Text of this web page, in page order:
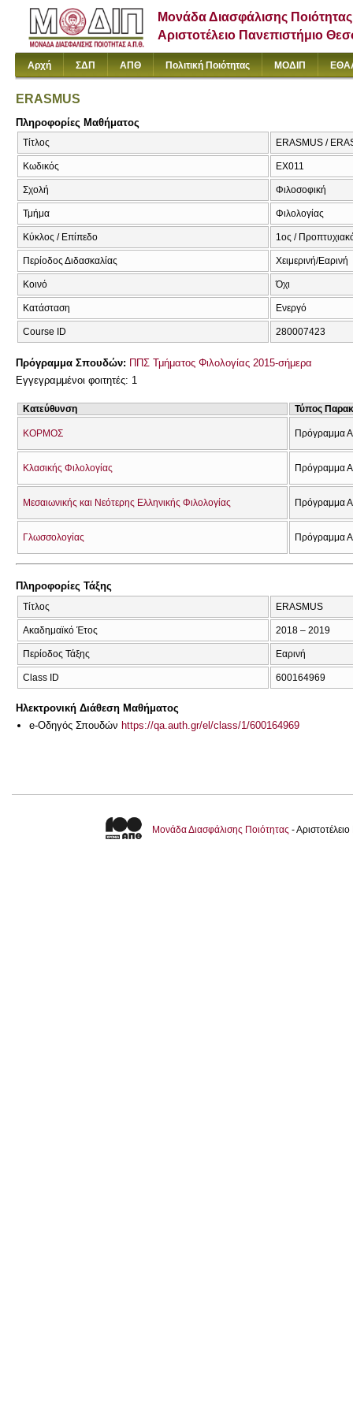
Μονάδα Διασφάλισης Ποιότητας
Αριστοτέλειο Πανεπιστήμιο
Αρχή ΣΔΠ ΑΠΘ Πολιτική Ποιότητας ΜΟΔΙΠ
ERASMUS
Πληροφορίες Μαθήματος
Τίτλος ERASMUS /
Κωδικός EX011
Σχολή Φιλοσοφική
Τμήμα Φιλολογίας
Κύκλος / Επίπεδο 1ος /
Περίοδος Διδασκαλίας Χειμερινή/Εαρινή
Κοινό Όχι
Κατάσταση Ενεργό
Course ID 280007423
Πρόγραμμα Σπουδών: ΠΠΣ Τμήματος Φιλολογίας 2015-σήμερα
Εγγεγραμμένοι φοιτητές: 1
Κατεύθυνση Τύπος
ΚΟΡΜΟΣ Πρόγραμμα
Κλασικής Φιλολογίας Πρόγραμμα
Μεσαιωνικής και Νεότερης Ελληνικής Φιλολογίας Πρόγραμμα
Γλωσσολογίας Πρόγραμμα
Πληροφορίες Τάξης
Τίτλος ERASMUS
Ακαδημαϊκό Έτος 2018 – 2019
Περίοδος Τάξης Εαρινή
Class ID 600164969
Ηλεκτρονική Διάθεση Μαθήματος
e-Οδηγός Σπουδών https://qa.auth.gr/el/class/1/600164969
Μονάδα Διασφάλισης Ποιότητας -